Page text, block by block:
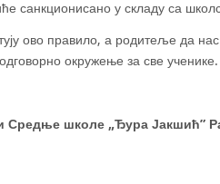
санкционисано у складу са
ово правило, а родитеље да
окружење за све ученике.
Средње школе „Ђура Јакшић”